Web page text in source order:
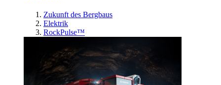
Zukunft des Bergbaus
Elektrik
RockPulse™